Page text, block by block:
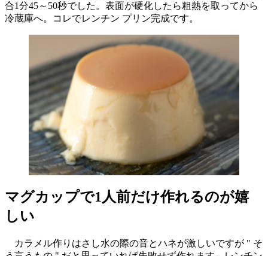
合1分45～50秒でした。表面が硬化したら粗熱を取ってから
冷蔵庫へ。コレでレンチン プリン完成です。
マグカップで1人前だけ作れるのが嬉
しい
カラメル作りはさし水の際の音とハネが激しいですが " そ